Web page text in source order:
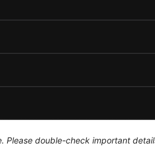
Please double-check important